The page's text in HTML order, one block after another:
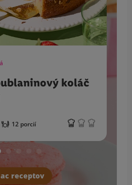
koláč
12 porcií
receptov